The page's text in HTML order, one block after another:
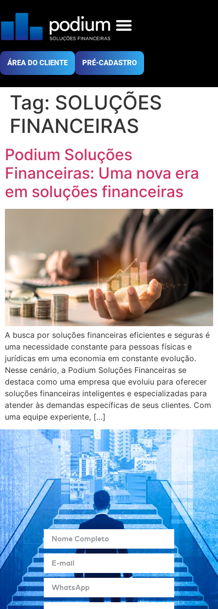
ÁREA DO CLIENTE PRÉ-CADASTRO
Tag: SOLUÇÕES
FINANCEIRAS
Podium Soluções
Financeiras: Uma nova era
em soluções financeiras
A busca por soluções financeiras eficientes e seguras é
uma necessidade constante para pessoas físicas e
jurídicas em uma economia em constante evolução.
Nesse cenário, a Podium Soluções Financeiras se
destaca como uma empresa que evoluiu para oferecer
soluções financeiras inteligentes e especializadas para
atender às demandas específicas de seus clientes. Com
uma equipe experiente, […]